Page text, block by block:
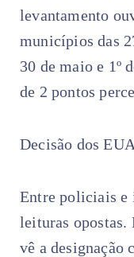
levantamento
municípios das
30 de maio e 1º
de 2 pontos
Decisão dos
Entre policiais e
leituras opostas.
vê a designação